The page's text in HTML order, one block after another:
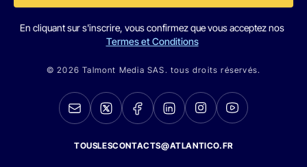
En cliquant sur s'inscrire, vous confirmez que vous acceptez nos
Termes et Conditions
© 2026 Talmont Media SAS. tous droits réservés.
TOUSLESCONTACTS@ATLANTICO.FR